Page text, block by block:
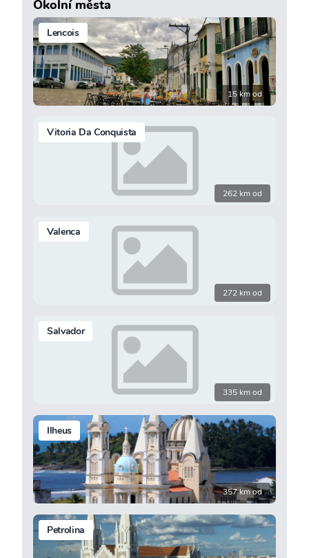
Okolní města
Lencois
15 km od
Vitoria Da Conquista
262 km od
Valenca
272 km od
Salvador
335 km od
Ilheus
357 km od
Petrolina